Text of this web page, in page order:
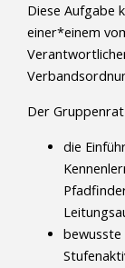
Diese Aufgabe
einer*einem
Der
die
bewusste